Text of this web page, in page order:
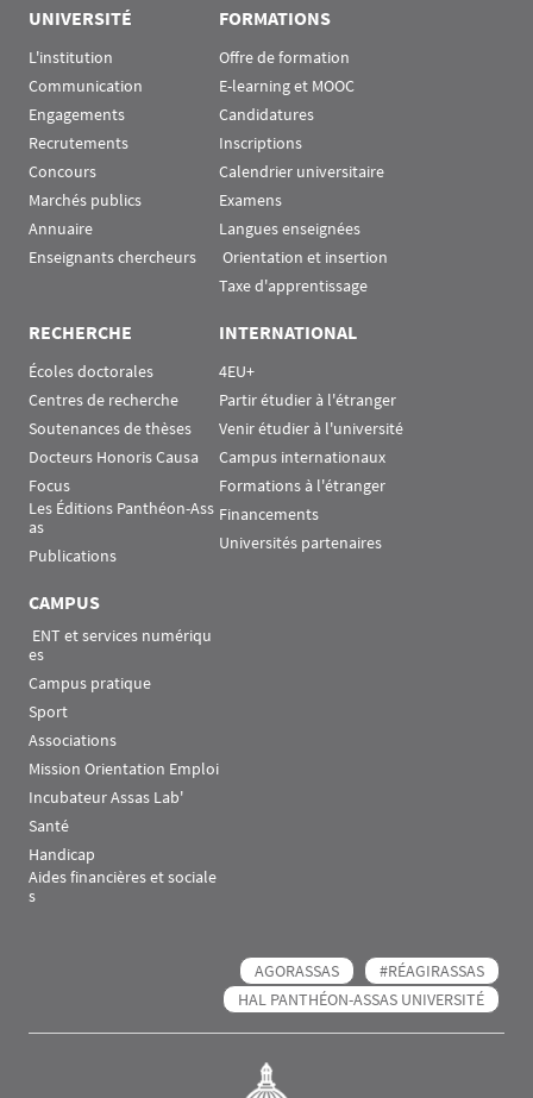
UNIVERSITÉ
L'institution
Communication
Engagements
Recrutements
Concours
Marchés publics
Annuaire
Enseignants chercheurs
FORMATIONS
Offre de formation
E-learning et MOOC
Candidatures
Inscriptions
Calendrier universitaire
Examens
Langues enseignées
Orientation et insertion
Taxe d'apprentissage
RECHERCHE
Écoles doctorales
Centres de recherche
Soutenances de thèses
Docteurs Honoris Causa
Focus
Les Éditions Panthéon-Ass
as
Publications
INTERNATIONAL
4EU+
Partir étudier à l'étranger
Venir étudier à l'université
Campus internationaux
Formations à l'étranger
Financements
Universités partenaires
CAMPUS
es
Campus pratique
Sport
Associations
Mission Orientation Emploi
Incubateur Assas Lab'
Santé
Handicap
Aides financières et sociale
s
AGORASSAS
#RÉAGIRASSAS
HAL PANTHÉON-ASSAS UNIVERSITÉ